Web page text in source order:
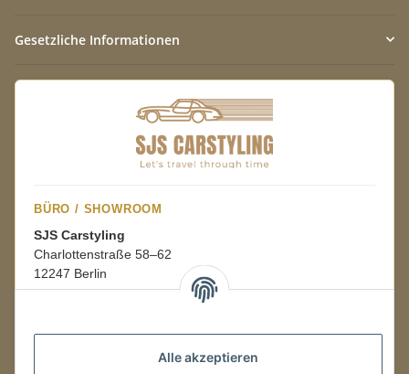
Alle akzeptieren
Gesetzliche Informationen
BÜRO / SHOWROOM
SJS Carstyling
Charlottenstraße 58–62
12247 Berlin
08:00–16:00 Uhr